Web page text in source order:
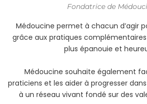
Fondatrice de
Médoucine permet à chacun d’agir
grâce aux pratiques
plus épanouie et
Médoucine souhaite également
praticiens et les aider à progresser
à un réseau vivant fondé sur des